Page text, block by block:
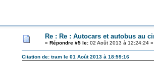
Re : Re : Autocars et autobus au
« Répondre #5 le:02 Août 2013 à 12:24:24 »
Citation de: tram le 01 Août 2013 à 18:59:16